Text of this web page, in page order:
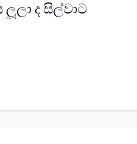
ලූලා ද සිල්වාට